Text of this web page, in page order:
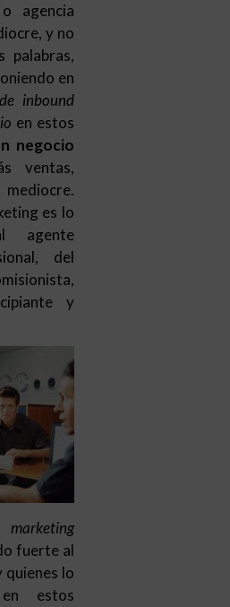
agencia
y no
palabras,
en
inbound
en estos
negocio
ventas,
es lo
agente
del
y
fuerte al
lo
estos